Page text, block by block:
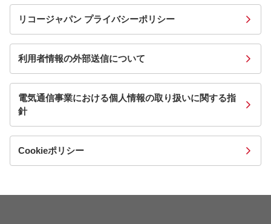
リコージャパン プライバシーポリシー
利用者情報の外部送信について
電気通信事業における個人情報の取り扱いに関する指
針
Cookieポリシー